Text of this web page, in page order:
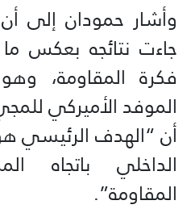
وأشار حمودان إلى
جاءت نتائجه بعكس
فكرة المقاومة،
الموفد الأميركي
أن “الهدف الرئيسي
الداخلي باتجاه
المقاومة”.